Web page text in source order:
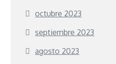
octubre 2023
septiembre 2023
agosto 2023